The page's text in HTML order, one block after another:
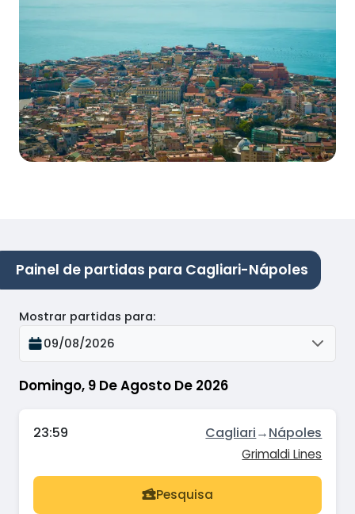
Painel de partidas para Cagliari-Nápoles
Domingo, 9 De Agosto De 2026
Mostrar partidas para:
09/08/2026
23:59 Cagliari→Nápoles
Grimaldi Lines
Pesquisa